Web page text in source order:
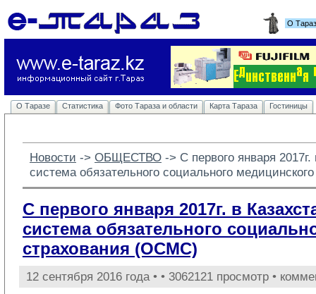
О
О Таразе Статистика Фото Тараза и области Карта Тараза Гостиницы
Новости -> ОБЩЕСТВО -> С первого января
система обязательного социального
С первого января 2017г. в
система обязательного
страхования (ОСМС)
12 сентября 2016 года • • 3062121 просмотр •